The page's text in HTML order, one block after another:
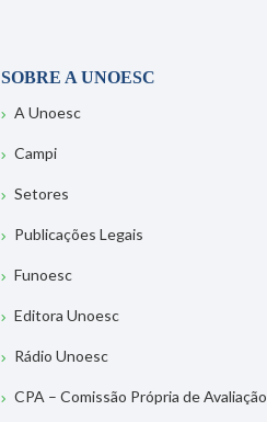
SOBRE A UNOESC
A Unoesc
Campi
Setores
Publicações Legais
Funoesc
Editora Unoesc
Rádio Unoesc
CPA – Comissão Própria de Avaliação